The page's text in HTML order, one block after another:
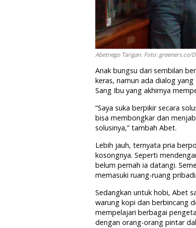
Abetnego Tarigan. Foto: greeners.co/
Anak bungsu dari sembilan
keras, namun ada dialog
Sang Ibu yang akhirnya
“Saya suka berpikir secara
bisa membongkar dan
solusinya,” tambah Abet.
Lebih jauh, ternyata pria
kosongnya. Seperti
belum pernah ia datangi.
memasuki ruang-ruang pribadi.
Sedangkan untuk hobi, Abet
warung kopi dan berbincang
mempelajari berbagai
dengan orang-orang pintar